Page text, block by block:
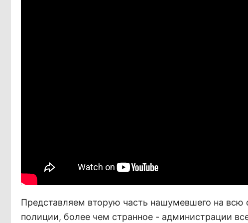
Представляем вторую часть нашумевшего на всю
полиции, более чем странное - администрации